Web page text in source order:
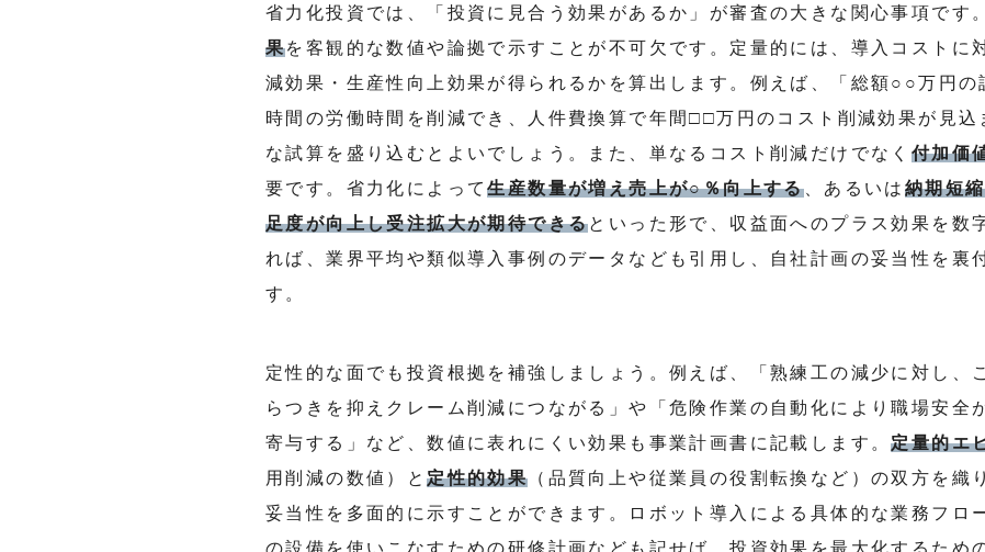
省力化投資では、「投資に見合う効果があるか」が審査の大きな関心事項です
果を客観的な数値や論拠で示すことが不可欠です。定量的には、導入コストに
減効果・生産性向上効果が得られるかを算出します。例えば、「総額○○万円
時間の労働時間を削減でき、人件費換算で年間□□万円のコスト削減効果が見込
な試算を盛り込むとよいでしょう。また、単なるコスト削減だけでなく 付加価
要です。省力化によって生産数量が増え売上が○％向上する、あるいは 納期短
足度が向上し受注拡大が期待できるといった形で、収益面へのプラス効果を数
れば、業界平均や類似導入事例のデータなども引用し、自社計画の妥当性を裏
す。
定性的な面でも投資根拠を補強しましょう。例えば、「熟練工の減少に対し、
らつきを抑えクレーム削減につながる」や「危険作業の自動化により職場安全
寄与する」など、数値に表れにくい効果も事業計画書に記載します。定量的エ
用削減の数値）と定性的効果 （品質向上や従業員の役割転換など）の双方を織
妥当性を多面的に示すことができます。ロボット導入による具体的な業務フロ
の設備を使いこなすための研修計画なども記せば、投資効果を最大化するため